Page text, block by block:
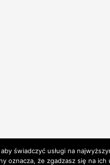
świadczyć usługi na
oznacza, że zgadzasz się na ich